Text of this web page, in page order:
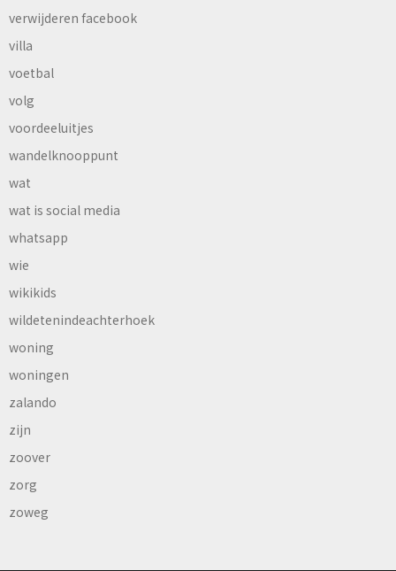
verwijderen facebook
villa
voetbal
volg
voordeeluitjes
wandelknooppunt
wat
wat is social media
whatsapp
wie
wikikids
wildetenindeachterhoek
woning
woningen
zalando
zijn
zoover
zorg
zoweg